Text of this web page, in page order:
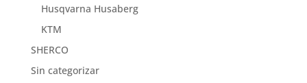
Husqvarna Husaberg
KTM
SHERCO
Sin categorizar